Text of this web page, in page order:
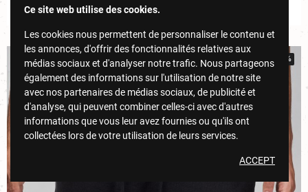
DÉCOUVRIR
-30%
Ce site web utilise des cookies.
Les cookies nous permettent de personnaliser le contenu et
les annonces, d'offrir des fonctionnalités relatives aux
médias sociaux et d'analyser notre trafic. Nous partageons
également des informations sur l'utilisation de notre site
avec nos partenaires de médias sociaux, de publicité et
d'analyse, qui peuvent combiner celles-ci avec d'autres
informations que vous leur avez fournies ou qu'ils ont
collectées lors de votre utilisation de leurs services.
ACCEPT